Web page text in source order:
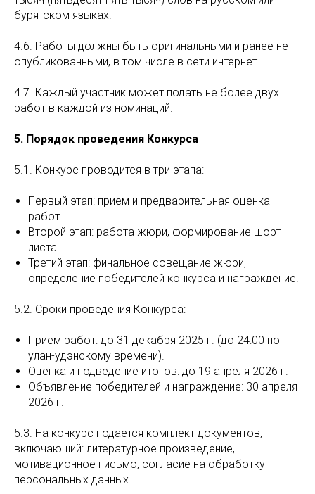
бурятском языках.
4.6. Работы должны быть оригинальными и ранее не
опубликованными, в том числе в сети интернет.
4.7. Каждый участник может подать не более двух
работ в каждой из номинаций.
5. Порядок проведения Конкурса
5.1. Конкурс проводится в три этапа:
Первый этап: прием и предварительная оценка
работ.
Второй этап: работа жюри, формирование шорт-
листа.
Третий этап: финальное совещание жюри,
определение победителей конкурса и награждение.
5.2. Сроки проведения Конкурса:
Прием работ: до 31 декабря 2025 г. (до 24:00 по
улан-удэнскому времени).
Оценка и подведение итогов: до 19 апреля 2026 г.
Объявление победителей и награждение: 30 апреля
2026 г.
5.3. На конкурс подается комплект документов,
включающий: литературное произведение,
мотивационное письмо, согласие на обработку
персональных данных.